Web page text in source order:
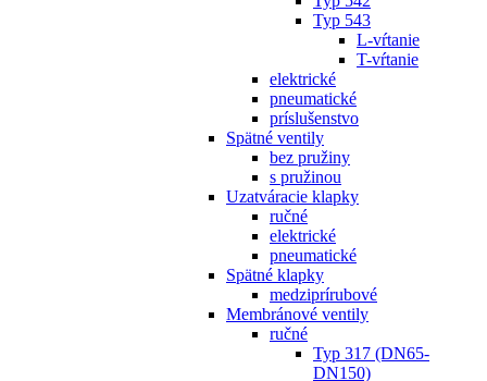
Typ 543
L-vŕtanie
T-vŕtanie
elektrické
pneumatické
príslušenstvo
Spätné ventily
bez pružiny
s pružinou
Uzatváracie klapky
ručné
elektrické
pneumatické
Spätné klapky
medziprírubové
Membránové ventily
ručné
Typ 317 (DN65-
DN150)